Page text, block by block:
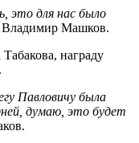
это для нас было
Владимир Машков.
награду
Павловичу была
думаю, это будет